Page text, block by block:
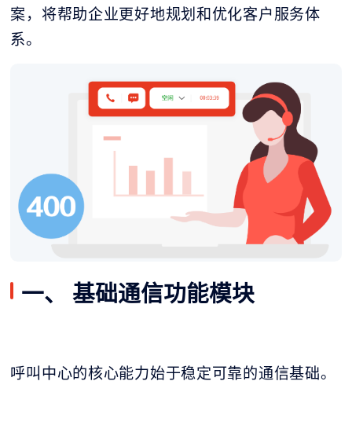
案，将帮助企业更好地规划和优化客户服务体
系。
一、 基础通信功能模块
呼叫中心的核心能力始于稳定可靠的通信基础。